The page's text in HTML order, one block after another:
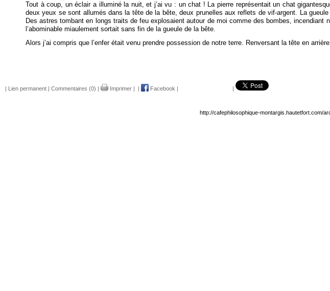
Tout à coup, un éclair a illuminé la nuit, et j’ai vu : un chat ! La pierre représentait un chat
deux yeux se sont allumés dans la tête de la bête, deux prunelles aux reflets de vif-argent. La
Des astres tombant en longs traits de feu explosaient autour de moi comme des bombes,
l’abominable miaulement sortait sans fin de la gueule de la bête.
Alors j’ai compris que l’enfer était venu prendre possession de notre terre. Renversant la tête en
| Lien permanent | Commentaires (0) | Imprimer | | Facebook | |
http://cafephilosophique-montargis.hautetfort.com/